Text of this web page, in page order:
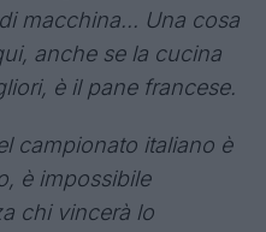
macchina... Una cosa
anche se la cucina
è il pane francese.
campionato italiano è
è impossibile
chi vincerà lo